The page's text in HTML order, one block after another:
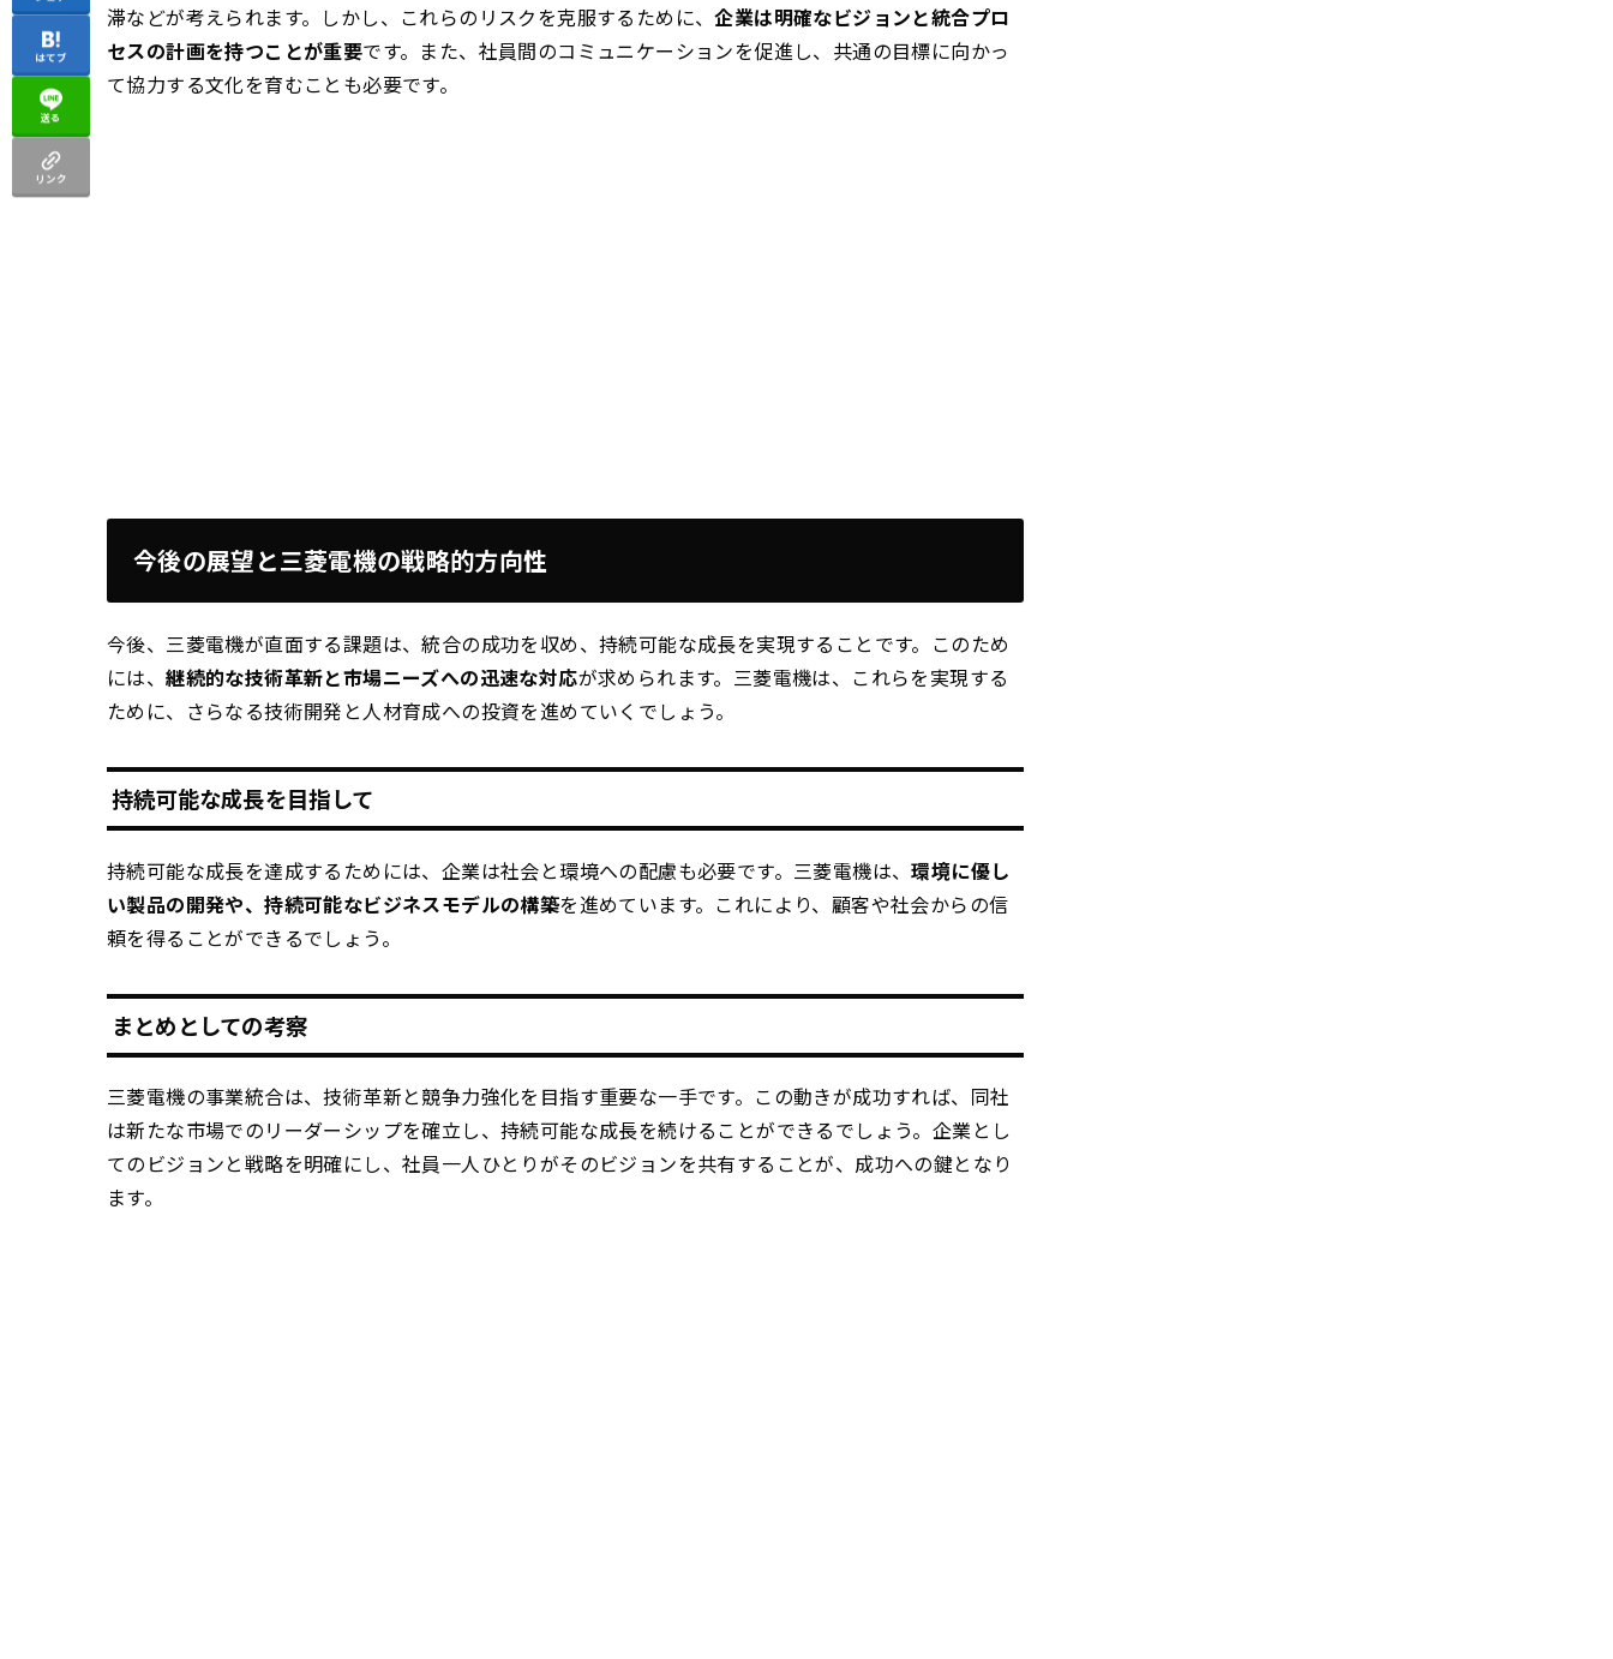
滞などが考えられます。しかし、これらのリスクを克服するために、企業は明確なビジョンと統合プロ
セスの計画を持つことが重要です。また、社員間のコミュニケーションを促進し、共通の目標に向かっ
て協力する文化を育むことも必要です。
今後の展望と三菱電機の戦略的方向性
今後、三菱電機が直面する課題は、統合の成功を収め、持続可能な成長を実現することです。このため
には、継続的な技術革新と市場ニーズへの迅速な対応が求められます。三菱電機は、これらを実現する
ために、さらなる技術開発と人材育成への投資を進めていくでしょう。
持続可能な成長を目指して
持続可能な成長を達成するためには、企業は社会と環境への配慮も必要です。三菱電機は、環境に優し
い製品の開発や、持続可能なビジネスモデルの構築を進めています。これにより、顧客や社会からの信
頼を得ることができるでしょう。
まとめとしての考察
三菱電機の事業統合は、技術革新と競争力強化を目指す重要な一手です。この動きが成功すれば、同社
は新たな市場でのリーダーシップを確立し、持続可能な成長を続けることができるでしょう。企業とし
てのビジョンと戦略を明確にし、社員一人ひとりがそのビジョンを共有することが、成功への鍵となり
ます。
はてブ
送る
リンク